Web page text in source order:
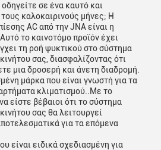
ένα μήνυμα
je snel terug!
σε ένα καυτό και
καλοκαιρινούς μήνες; Η
AC από την JNA είναι η
το καινοτόμο προϊόν έχει
τη ροή ψυκτικού στο σύστημα
σας, διασφαλίζοντας ότι
μια δροσερή και άνετη διαδρομή.
μάρκα που είναι γνωστή για τα
κλιματισμού..Με το
είστε βέβαιοι ότι το σύστημα
σας θα λειτουργεί
για τα επόμενα
είναι ειδικά σχεδιασμένη για